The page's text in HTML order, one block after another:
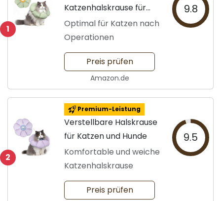
1
Katzenhalskrause für
Erholung
Optimal für Katzen nach
Operationen
9.8
Preis prüfen
Amazon.de
2
Premium-Leistung
Verstellbare Halskrause
für Katzen und Hunde
Komfortable und weiche
Katzenhalskrause
9.5
Preis prüfen